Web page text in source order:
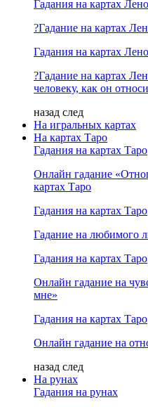
Гадания на картах
?Гадание на картах
Гадания на картах
?Гадание на картах
человеку, как он
назад след
На игральных картах
На картах Таро
Гадания на картах Таро
Онлайн гадание
картах Таро
Гадания на картах Таро
Гадание на любимого
Гадания на картах Таро
Онлайн гадание на
мне»
Гадания на картах Таро
Онлайн гадание на
назад след
На рунах
Гадания на рунах